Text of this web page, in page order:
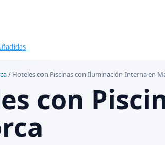
/ Hoteles con Piscinas con Iluminación Interna en
con